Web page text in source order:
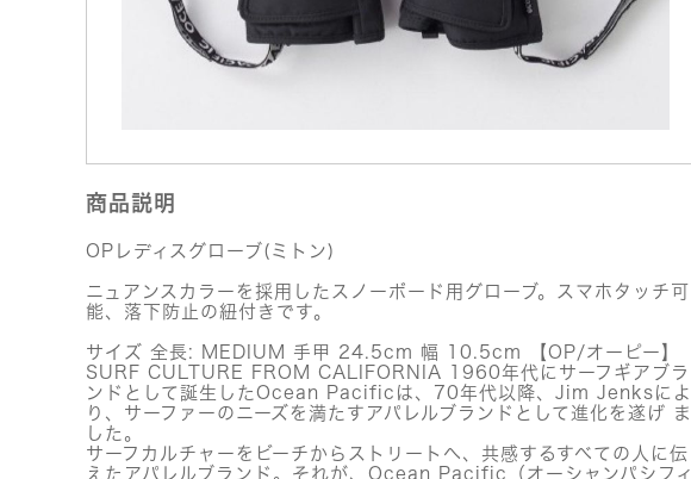
商品説明
OPレディスグローブ(ミトン)
ニュアンスカラーを採用したスノーボード用グローブ。スマホタッチ可
能、落下防止の紐付きです。
サイズ 全長: MEDIUM 手甲 24.5cm 幅 10.5cm 【OP/オーピー】
SURF CULTURE FROM CALIFORNIA 1960年代にサーフギアブラ
ンドとして誕生したOcean Pacificは、70年代以降、Jim Jenksによ
り、サーファーのニーズを満たすアパレルブランドとして進化を遂げ ま
した。
サーフカルチャーをビーチからストリートへ、共感するすべての人に伝
えたアパレルブランド。それが、Ocean Pacific（オーシャンパシフィ